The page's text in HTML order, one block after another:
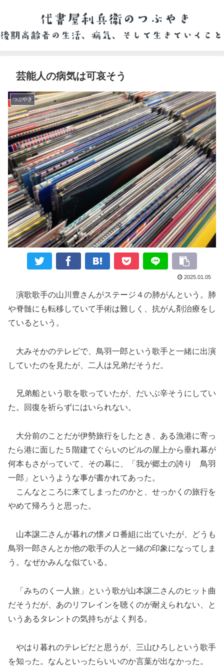
芸能人の病気は可哀そう
つぶやき
2025.01.05
演歌歌手の山川豊さんがステージ４の肺がんという。肺
や脊髄にも転移していて手術は難しく、抗がん剤治療をし
ているという。
大みそかのテレビで、鳥羽一郎という歌手と一緒に出演
していたのを見たが、二人は兄弟だそうだ。
兄弟船という歌を歌っていたが、だいぶ辛そうにしてい
た。回復を祈らずにはいられない。
大分前のことだが伊勢旅行をしたとき、ある漁港に寄っ
たら港に面した５階建てぐらいのピルの屋上から垂れ幕が
何本もさがっていて、その幕に、「我が郷土の誇り 鳥羽
一郎」というような事が書かれてあった。
こんなところに来てしまったのかと、せっかくの旅行を
やめて帰ろうと思った。
山本譲二さんが暮れの懐メロ番組に出ていたが、どうも
鳥羽一郎さんとか他の歌手の人と一緒の印象になってしま
う。なぜかみんな似ている。
「みちのく一人旅」という歌が山本譲二さんのヒット曲
だそうだが、あのリフレインを聴くのが耐えられない、と
いうあるタレントの気持ちがよく判る。
やはり暮れのテレビだと思うが、三山ひろしという歌手
を知った。なんといったらいいのか言葉が出なかった。